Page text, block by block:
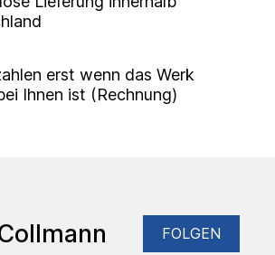
erst wenn das Werk
Ihnen ist (Rechnung)
FOLGEN